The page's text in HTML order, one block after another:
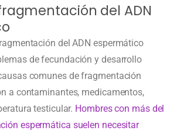
del ADN
del ADN espermático
de fecundación y desarrollo
comunes de fragmentación
a contaminantes, medicamentos,
testicular. Hombres con más del
espermática suelen necesitar